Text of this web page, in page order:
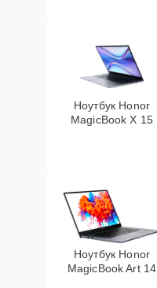
Ноутбук Honor
MagicBook X 15
Ноутбук Honor
MagicBook Art 14